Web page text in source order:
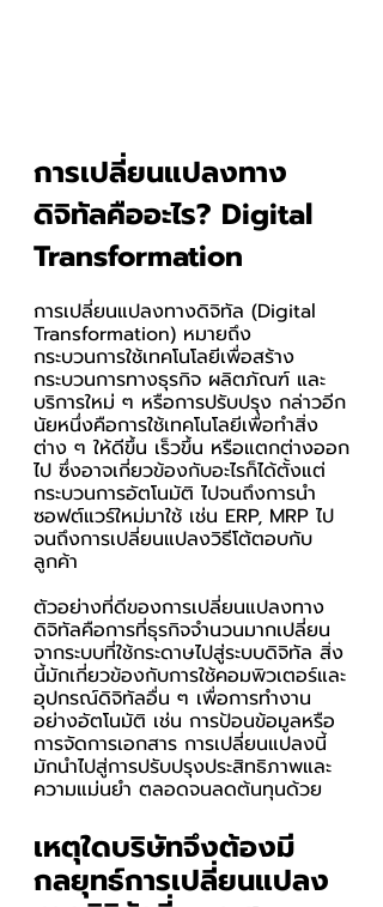
การเปลี่ยนแปลงทาง
ดิจิทัลคืออะไร? Digital
Transformation
การเปลี่ยนแปลงทางดิจิทัล (Digital
Transformation) หมายถึง
กระบวนการใช้เทคโนโลยีเพื่อสร้าง
กระบวนการทางธุรกิจ ผลิตภัณฑ์ และ
บริการใหม่ ๆ หรือการปรับปรุง กล่าวอีก
นัยหนึ่งคือการใช้เทคโนโลยีเพื่อทำสิ่ง
ต่าง ๆ ให้ดีขึ้น เร็วขึ้น หรือแตกต่างออก
ไป ซึ่งอาจเกี่ยวข้องกับอะไรก็ได้ตั้งแต่
กระบวนการอัตโนมัติ ไปจนถึงการนำ
ซอฟต์แวร์ใหม่มาใช้ เช่น ERP, MRP ไป
จนถึงการเปลี่ยนแปลงวิธีโต้ตอบกับ
ลูกค้า
ตัวอย่างที่ดีของการเปลี่ยนแปลงทาง
ดิจิทัลคือการที่ธุรกิจจำนวนมากเปลี่ยน
จากระบบที่ใช้กระดาษไปสู่ระบบดิจิทัล สิ่ง
นี้มักเกี่ยวข้องกับการใช้คอมพิวเตอร์และ
อุปกรณ์ดิจิทัลอื่น ๆ เพื่อการทำงาน
อย่างอัตโนมัติ เช่น การป้อนข้อมูลหรือ
การจัดการเอกสาร การเปลี่ยนแปลงนี้
มักนำไปสู่การปรับปรุงประสิทธิภาพและ
ความแม่นยำ ตลอดจนลดต้นทุนด้วย
เหตุใดบริษัทจึงต้องมี
กลยุทธ์การเปลี่ยนแปลง